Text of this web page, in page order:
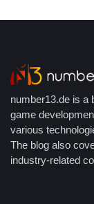
number13.de is a
game
various
The blog also
industry-related